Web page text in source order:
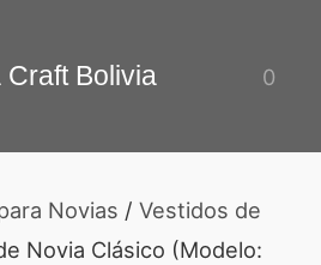
Craft Bolivia 0
Novias / Vestidos de
Novia Clásico (Modelo: